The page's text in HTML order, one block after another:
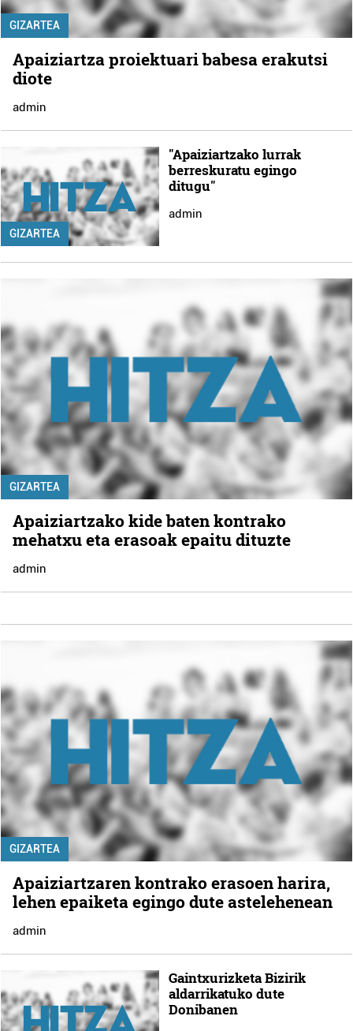
GIZARTEA
Apaiziartza proiektuari babesa erakutsi
diote
admin
GIZARTEA
"Apaiziartzako lurrak
berreskuratu egingo
ditugu"
admin
GIZARTEA
Apaiziartzako kide baten kontrako
mehatxu eta erasoak epaitu dituzte
admin
GIZARTEA
Apaiziartzaren kontrako erasoen harira,
lehen epaiketa egingo dute astelehenean
admin
Gaintxurizketa Bizirik
aldarrikatuko dute
Donibanen